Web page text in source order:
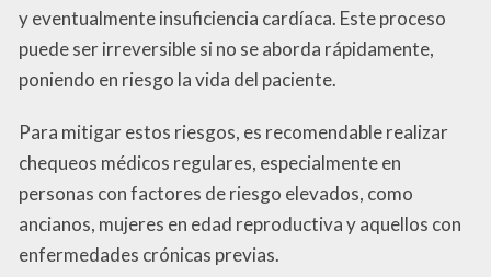
y eventualmente insuficiencia cardíaca. Este proceso
puede ser irreversible si no se aborda rápidamente,
poniendo en riesgo la vida del paciente.
Para mitigar estos riesgos, es recomendable realizar
chequeos médicos regulares, especialmente en
personas con factores de riesgo elevados, como
ancianos, mujeres en edad reproductiva y aquellos con
enfermedades crónicas previas.